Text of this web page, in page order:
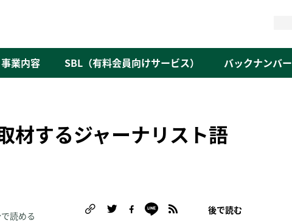
事業内容 SBL（有料会員向けサービス） バックナンバー
材するジャーナリスト語
読める
後で読む